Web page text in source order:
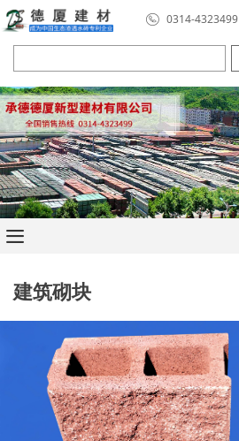
0314-4323499
建筑砌块
끀